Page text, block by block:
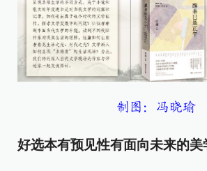
制图：冯晓瑜
好选本有预见性有面向未来的美